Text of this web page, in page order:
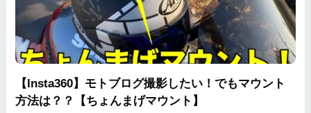
【Insta360】モトブログ撮影したい！でもマウント
方法は？？【ちょんまげマウント】